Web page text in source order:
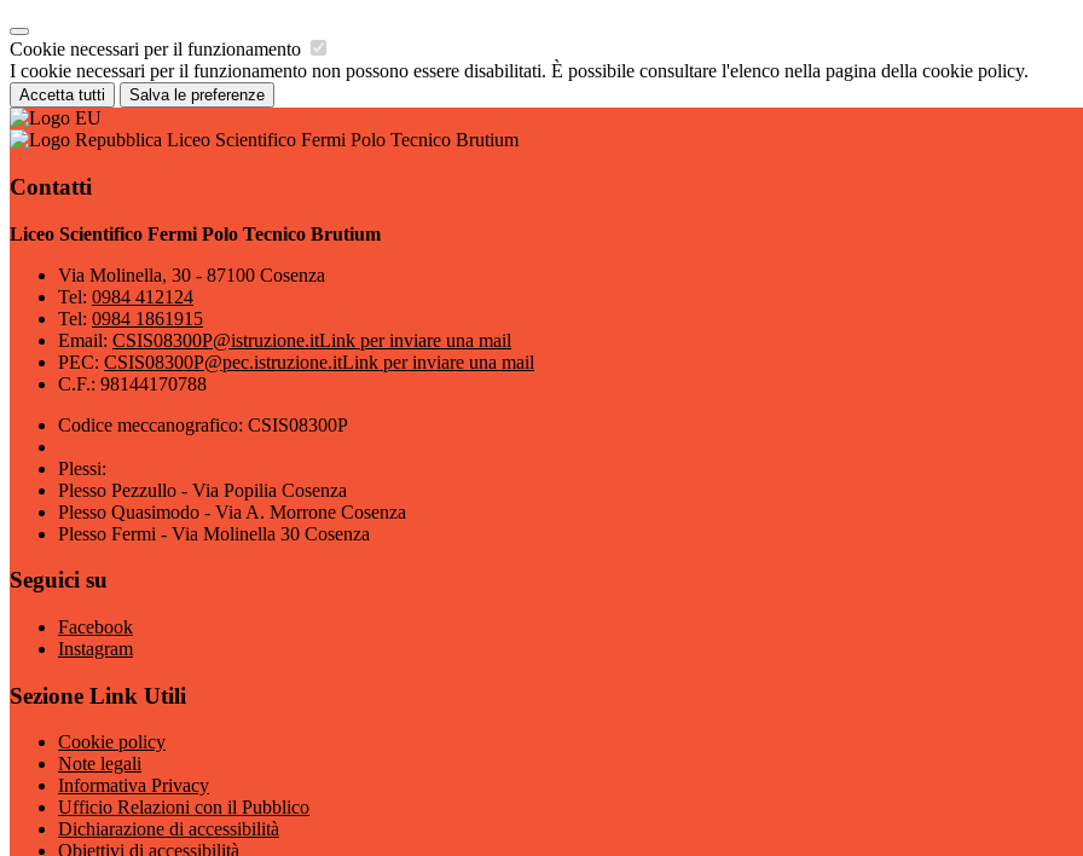
Cookie necessari per il funzionamento
I cookie necessari per il funzionamento non possono essere disabilitati. È possibile consultare l'elenco nella pagina della cookie policy.
Accetta tutti Salva le preferenze
Liceo Scientifico Fermi Polo Tecnico Brutium
Contatti
Liceo Scientifico Fermi Polo Tecnico Brutium
Via Molinella, 30 - 87100 Cosenza
Tel: 0984 412124
Tel: 0984 1861915
Email: CSIS08300P@istruzione.itLink per inviare una mail
PEC: CSIS08300P@pec.istruzione.itLink per inviare una mail
C.F.: 98144170788
Codice meccanografico: CSIS08300P
Plessi:
Plesso Pezzullo - Via Popilia Cosenza
Plesso Quasimodo - Via A. Morrone Cosenza
Plesso Fermi - Via Molinella 30 Cosenza
Seguici su
Facebook
Instagram
Sezione Link Utili
Cookie policy
Note legali
Informativa Privacy
Ufficio Relazioni con il Pubblico
Dichiarazione di accessibilità
Obiettivi di accessibilità